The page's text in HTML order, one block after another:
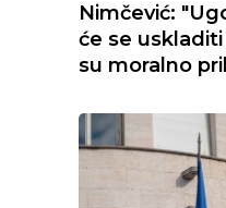
Nimčević:
će se
su moralno